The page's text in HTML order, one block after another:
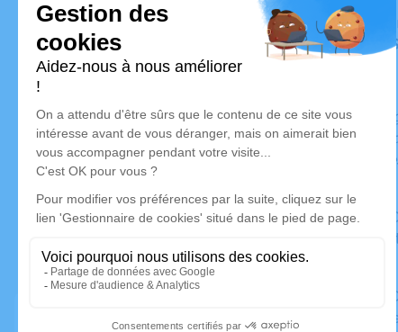
La cérémonie
En l’église du
Réunion en
La salutation
Pas de
Irène
Madame
ses filles ;
Nathalie
Anthony